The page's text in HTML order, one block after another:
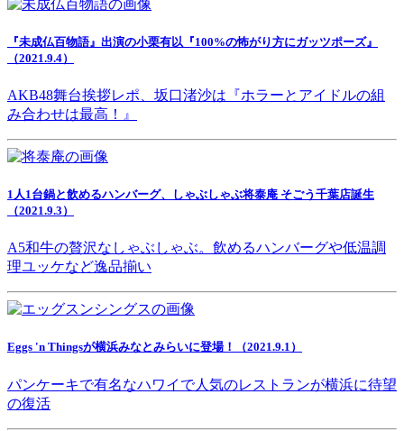
『未成仏百物語』出演の小栗有以『100%の怖がり方にガッツポーズ』
（2021.9.4）
AKB48舞台挨拶レポ、坂口渚沙は『ホラーとアイドルの組
み合わせは最高！』
1人1台鍋と飲めるハンバーグ、しゃぶしゃぶ将泰庵 そごう千葉店誕生
（2021.9.3）
A5和牛の贅沢なしゃぶしゃぶ。飲めるハンバーグや低温調
理ユッケなど逸品揃い
Eggs 'n Thingsが横浜みなとみらいに登場！（2021.9.1）
パンケーキで有名なハワイで人気のレストランが横浜に待望
の復活